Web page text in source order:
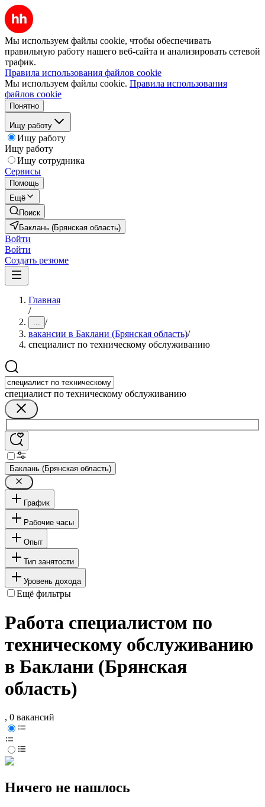
Мы используем файлы cookie, чтобы обеспечивать
правильную работу нашего веб-сайта и анализировать сетевой
трафик.
Правила использования файлов cookie
Мы используем файлы cookie. Правила использования
файлов cookie
Понятно
Ищу работу
Ищу работу
Ищу работу
Ищу сотрудника
Сервисы
Помощь
Ещё
Поиск
Баклань (Брянская область)
Войти
Войти
Создать резюме
Главная
/
... /
вакансии в Баклани (Брянская область)/
специалист по техническому обслуживанию
специалист по техническому обслуживанию
Баклань (Брянская область)
График
Рабочие часы
Опыт
Тип занятости
Уровень дохода
Ещё фильтры
Работа специалистом по
техническому обслуживанию
в Баклани (Брянская
область)
, 0 вакансий
Ничего не нашлось